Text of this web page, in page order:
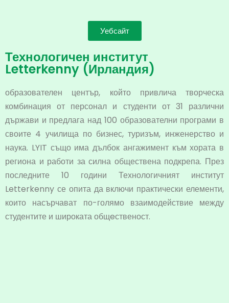
Уебсайт
Технологичен институт
Letterkenny (Ирландия)
образователен център, който привлича творческа
комбинация от персонал и студенти от 31 различни
държави и предлага над 100 образователни програми в
своите 4 училища по бизнес, туризъм, инженерство и
наука. LYIT също има дълбок ангажимент към хората в
региона и работи за силна обществена подкрепа. През
последните 10 години Технологичният институт
Letterkenny се опита да включи практически елементи,
които насърчават по-голямо взаимодействие между
студентите и широката общeственост.